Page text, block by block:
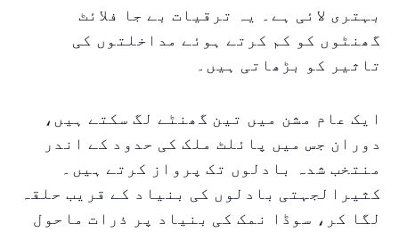
بہتری لائی ہے۔ یہ ترقیات بے جا فلائٹ
گھنٹوں کو کم کرتے ہوئے مداخلتوں کی
تاثیر کو بڑھاتی ہیں۔
ایک عام مشن میں تین گھنٹے لگ سکتے ہیں،
دوران جس میں پائلٹ ملک کی حدود کے اندر
منتخب شدہ بادلوں تک پرواز کرتے ہیں۔
کثیرالجہتی بادلوں کی بنیاد کے قریب حلقہ
لگا کر، سوڈا نمک کی بنیاد پر ذرات ماحول